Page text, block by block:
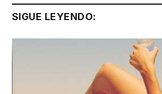
SIGUE LEYENDO: